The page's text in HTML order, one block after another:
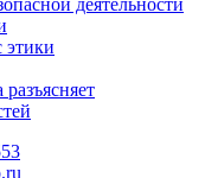
этики